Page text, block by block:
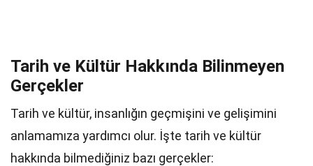
Tarih ve Kültür Hakkında Bilinmeyen
Gerçekler
Tarih ve kültür, insanlığın geçmişini ve gelişimini
anlamamıza yardımcı olur. İşte tarih ve kültür
hakkında bilmediğiniz bazı gerçekler: